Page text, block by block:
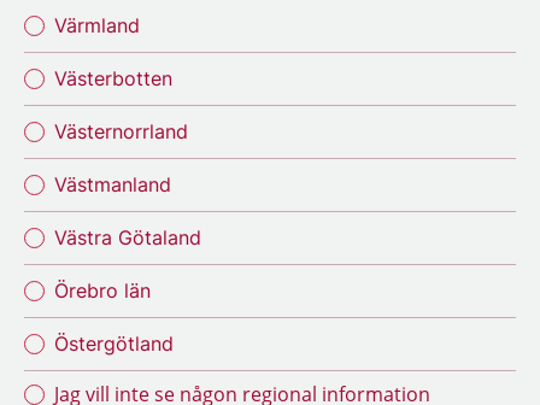
Värmland
Västerbotten
Västernorrland
Västmanland
Västra Götaland
Örebro län
Östergötland
Jag vill inte se någon regional information